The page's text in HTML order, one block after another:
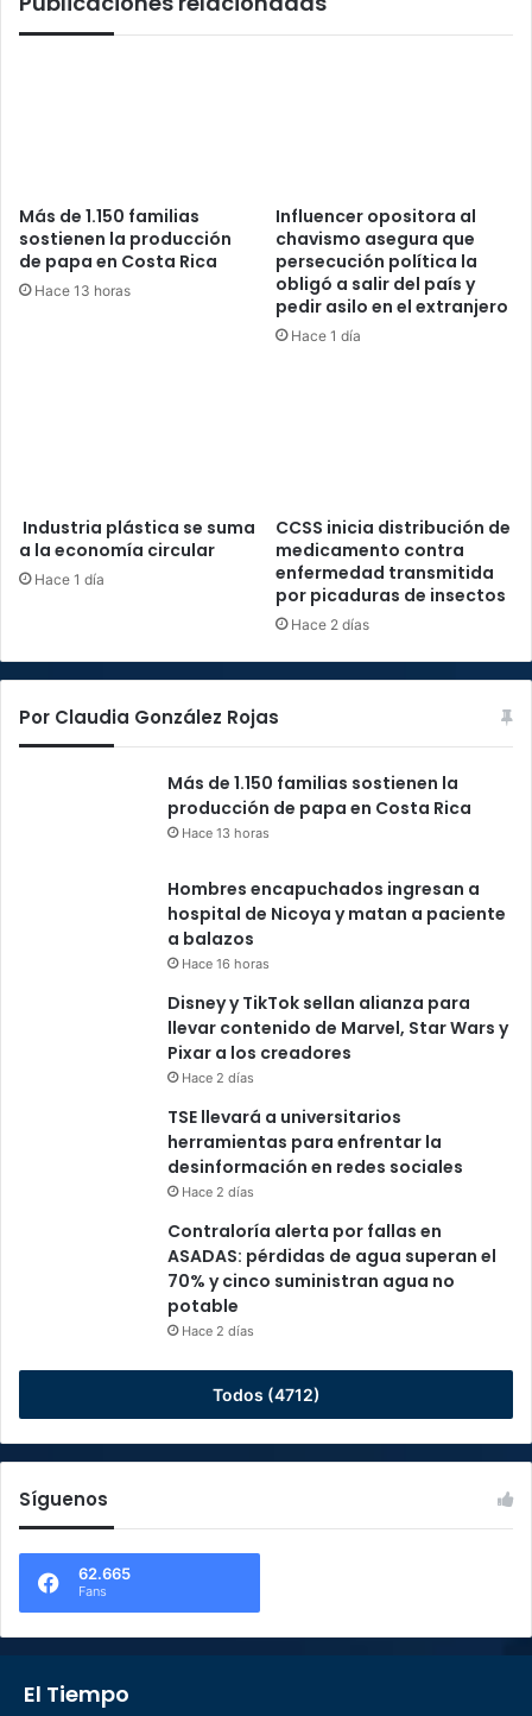
Más de 1.150 familias
sostienen la producción
de papa en Costa Rica
Hace 13 horas
Influencer opositora al
chavismo asegura que
persecución política la
obligó a salir del país y
pedir asilo en el extranjero
Hace 1 día
Industria plástica se suma
a la economía circular
Hace 1 día
CCSS inicia distribución de
medicamento contra
enfermedad transmitida
por picaduras de insectos
Hace 2 días
Por Claudia González Rojas
Más de 1.150 familias sostienen la
producción de papa en Costa Rica
Hace 13 horas
Hombres encapuchados ingresan a
hospital de Nicoya y matan a paciente
a balazos
Hace 16 horas
Disney y TikTok sellan alianza para
llevar contenido de Marvel, Star Wars y
Pixar a los creadores
Hace 2 días
TSE llevará a universitarios
herramientas para enfrentar la
desinformación en redes sociales
Hace 2 días
Contraloría alerta por fallas en
ASADAS: pérdidas de agua superan el
70% y cinco suministran agua no
potable
Hace 2 días
Todos (4712)
Síguenos
62.665
Fans
El Tiempo